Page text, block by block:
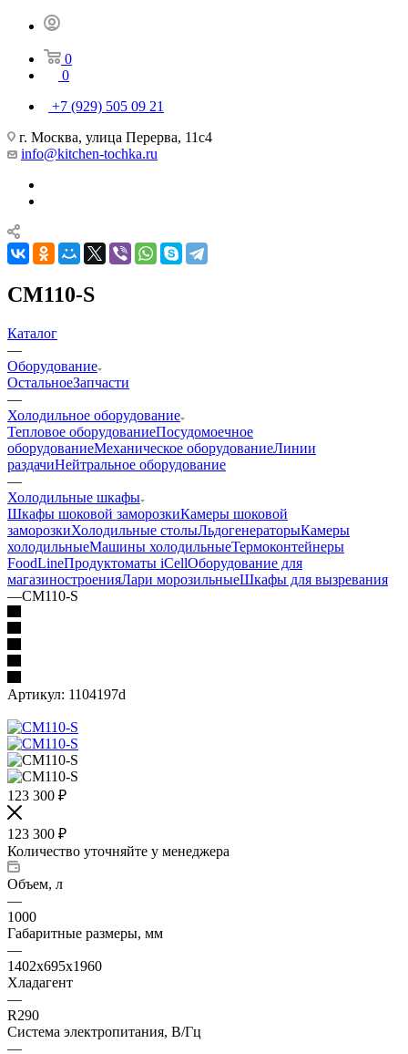
0
0
+7 (929) 505 09 21
г. Москва, улица Перерва, 11с4
info@kitchen-tochka.ru
CM110-S
Каталог
—
Оборудование
ОстальноеЗапчасти
—
Холодильное оборудование
Тепловое оборудованиеПосудомоечное
оборудованиеМеханическое оборудованиеЛинии
раздачиНейтральное оборудование
—
Холодильные шкафы
Шкафы шоковой заморозкиКамеры шоковой
заморозкиХолодильные столыЛьдогенераторыКамеры
холодильныеМашины холодильныеТермоконтейнеры
FoodLineПродуктоматы iCellОборудование для
магазиностроенияЛари морозильныеШкафы для вызревания
—CM110-S
Артикул: 1104197d
123 300 ₽
123 300 ₽
Количество уточняйте у менеджера
Объем, л
—
1000
Габаритные размеры, мм
—
1402х695х1960
Хладагент
—
R290
Система электропитания, В/Гц
—